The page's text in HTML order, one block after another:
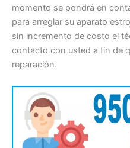
momento se pondrá en
para arreglar su aparato
sin incremento de costo el
contacto con usted a fin de
reparación.